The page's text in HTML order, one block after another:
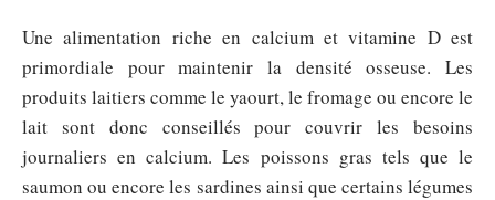
Une alimentation riche en calcium et vitamine D est
primordiale pour maintenir la densité osseuse. Les
produits laitiers comme le yaourt, le fromage ou encore le
lait sont donc conseillés pour couvrir les besoins
journaliers en calcium. Les poissons gras tels que le
saumon ou encore les sardines ainsi que certains légumes